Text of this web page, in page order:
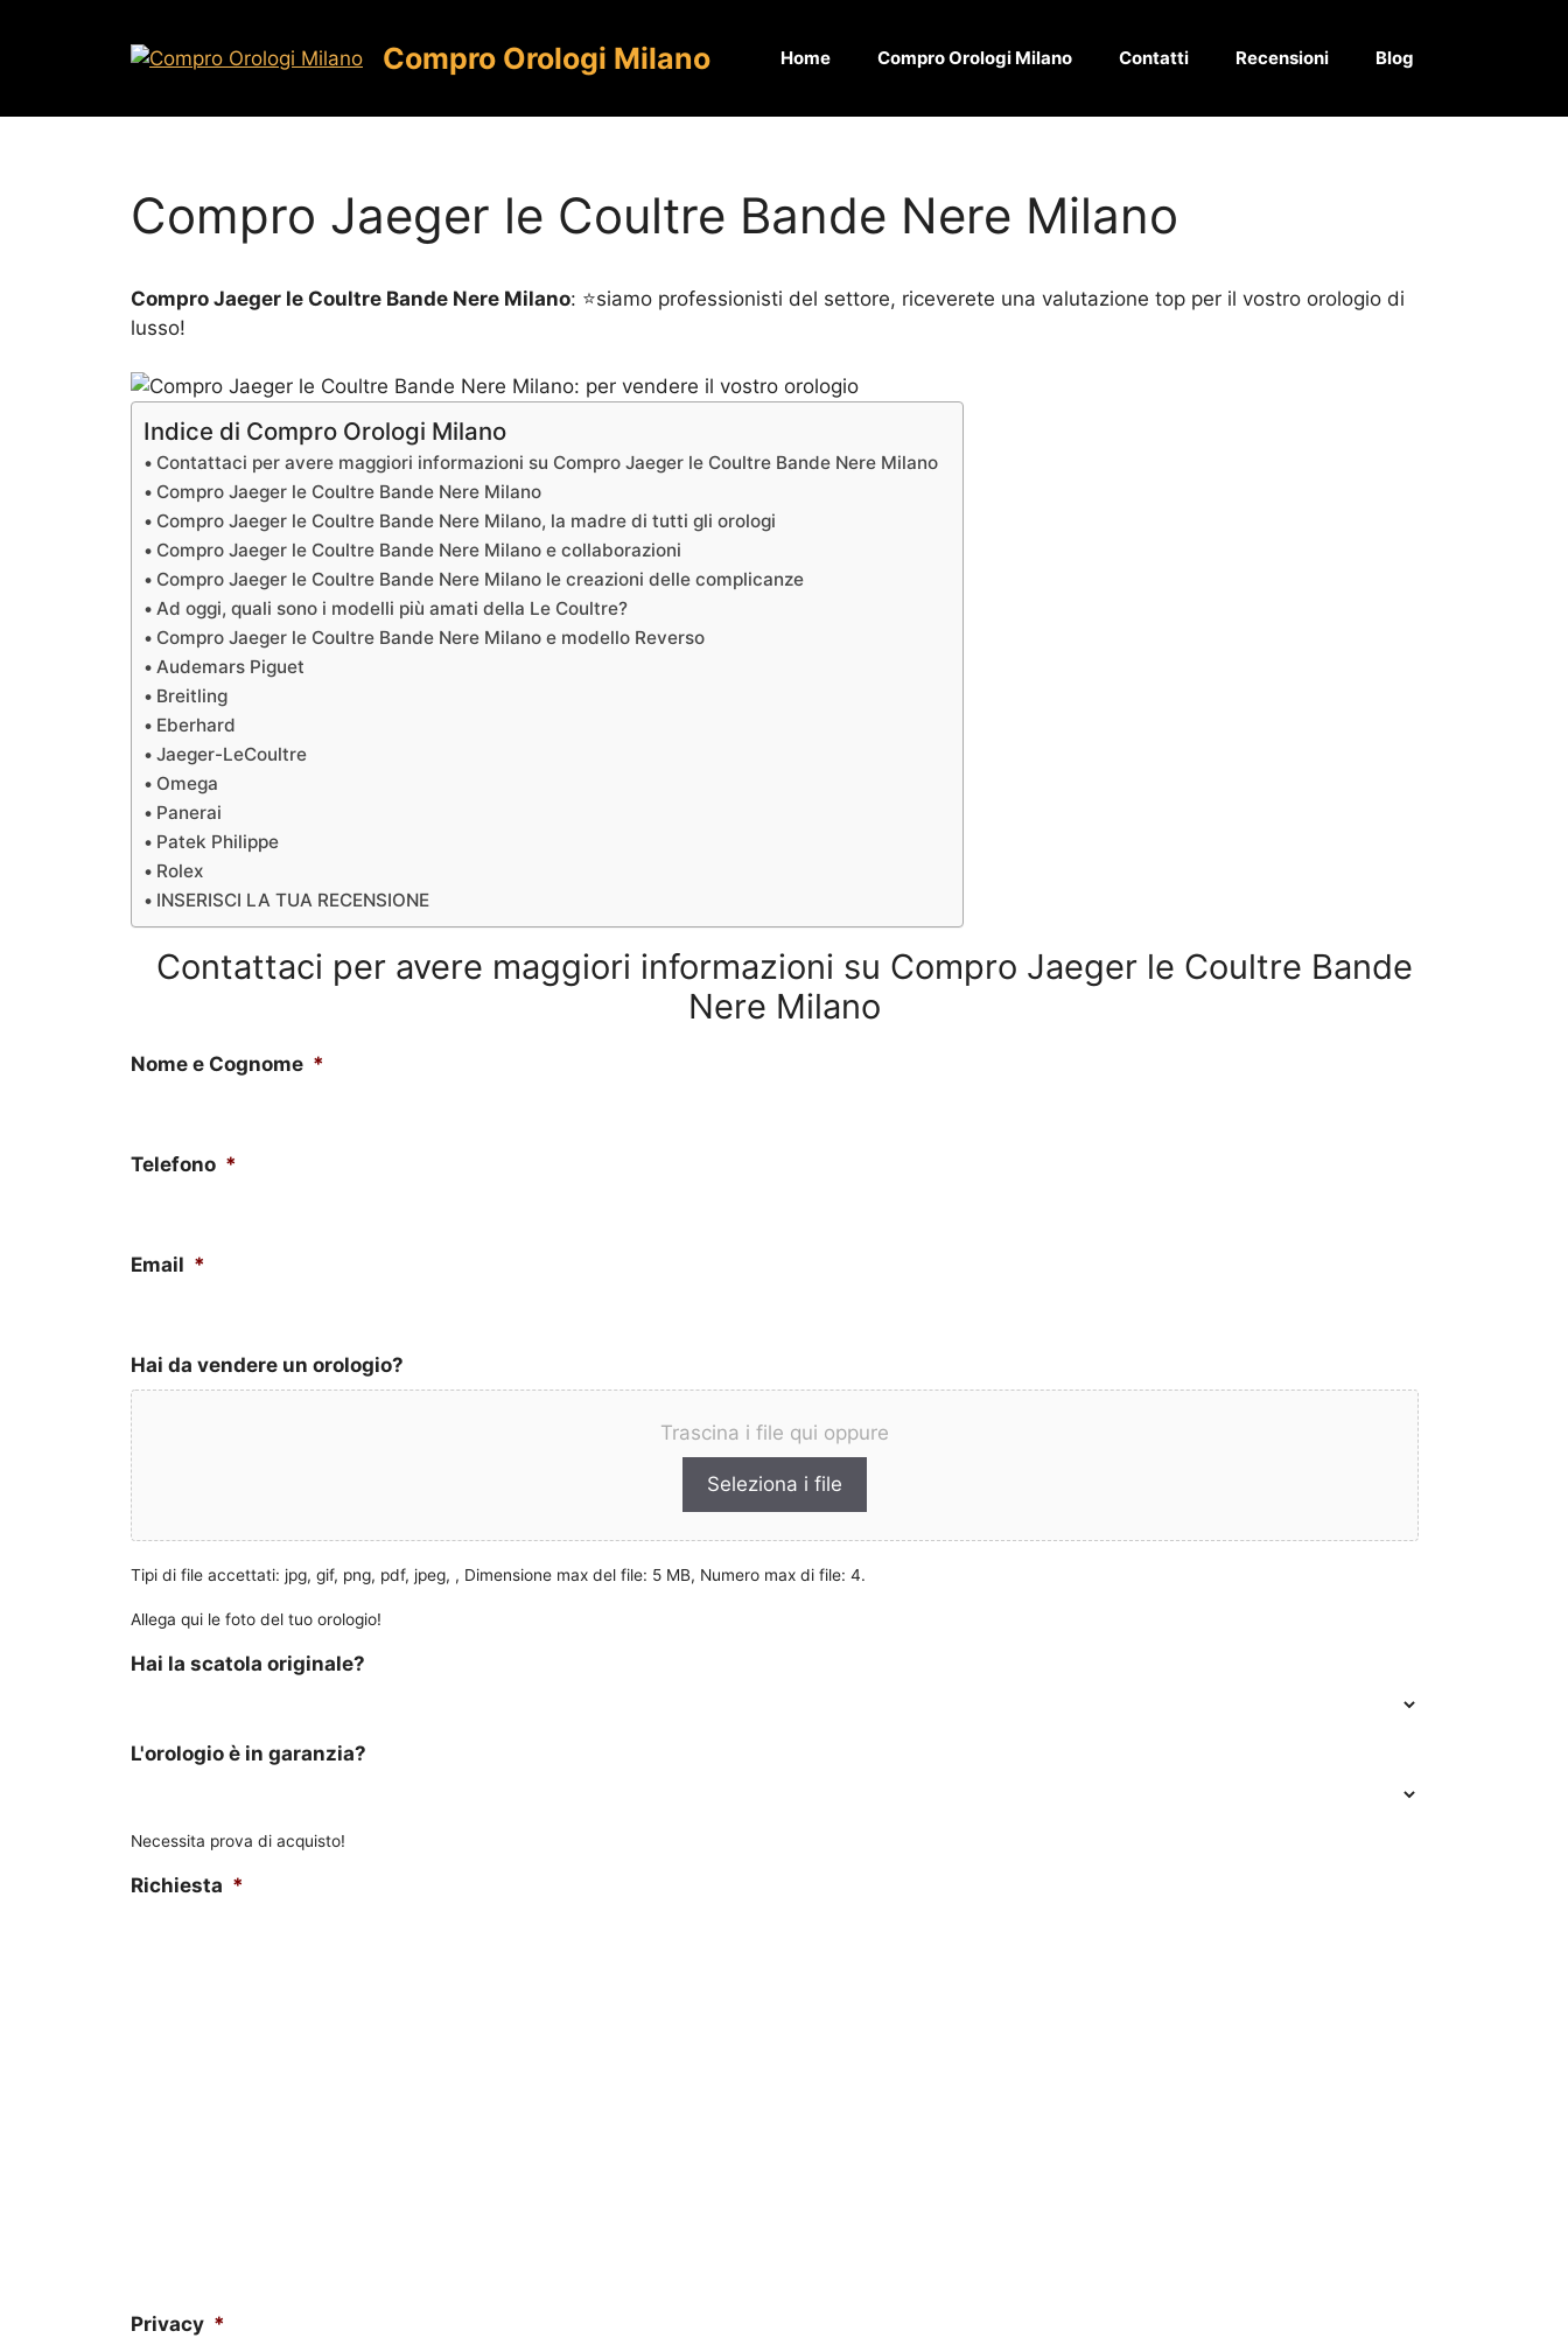
Compro Orologi Milano Home Compro Orologi Milano Contatti Recensioni Blog
Compro Jaeger le Coultre Bande Nere Milano
Compro Jaeger le Coultre Bande Nere Milano: ⭐siamo professionisti del settore, riceverete una valutazione top per il vostro orologio di
lusso!
Indice di Compro Orologi Milano
Contattaci per avere maggiori informazioni su Compro Jaeger le Coultre Bande Nere Milano
Compro Jaeger le Coultre Bande Nere Milano
Compro Jaeger le Coultre Bande Nere Milano, la madre di tutti gli orologi
Compro Jaeger le Coultre Bande Nere Milano e collaborazioni
Compro Jaeger le Coultre Bande Nere Milano le creazioni delle complicanze
Ad oggi, quali sono i modelli più amati della Le Coultre?
Compro Jaeger le Coultre Bande Nere Milano e modello Reverso
Audemars Piguet
Breitling
Eberhard
Jaeger-LeCoultre
Omega
Panerai
Patek Philippe
Rolex
INSERISCI LA TUA RECENSIONE
Contattaci per avere maggiori informazioni su Compro Jaeger le Coultre Bande
Nere Milano
Nome e Cognome *
Telefono *
Email *
Hai da vendere un orologio?
Trascina i file qui oppure
Seleziona i file
Tipi di file accettati: jpg, gif, png, pdf, jpeg, , Dimensione max del file: 5 MB, Numero max di file: 4.
Allega qui le foto del tuo orologio!
Hai la scatola originale?
L'orologio è in garanzia?
Necessita prova di acquisto!
Richiesta *
Privacy *